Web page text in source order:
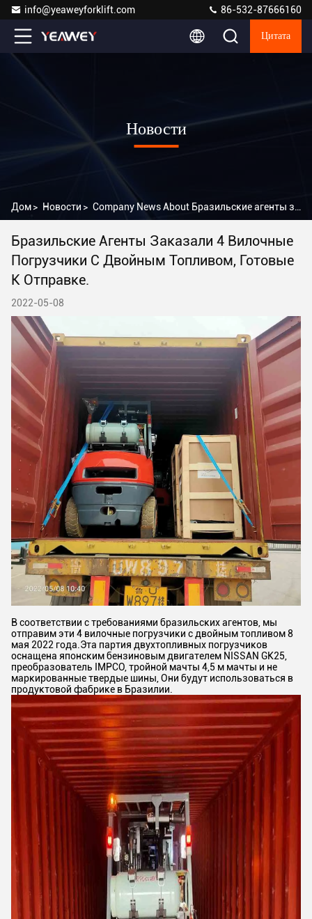
info@yeaweyforklift.com 86-532-87666160
Цитата
Новости
Дом> Новости > Company News About Бразильские агенты заказали 4 вилочные погрузчики с двойным топливом, готовые к отправке.
Бразильские Агенты Заказали 4 Вилочные
Погрузчики С Двойным Топливом, Готовые
К Отправке.
2022-05-08
В соответствии с требованиями бразильских агентов, мы
отправим эти 4 вилочные погрузчики с двойным топливом 8
мая 2022 года.Эта партия двухтопливных погрузчиков
оснащена японским бензиновым двигателем NISSAN GK25,
преобразователь IMPCO, тройной мачты 4,5 м мачты и не
маркированные твердые шины, Они будут использоваться в
продуктовой фабрике в Бразилии.